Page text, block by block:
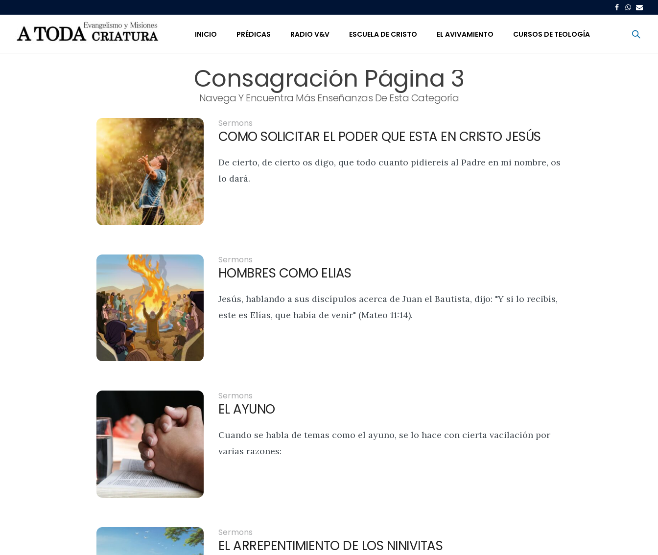
INICIO PRÉDICAS RADIO V&V ESCUELA DE CRISTO EL AVIVAMIENTO CURSOS DE TEOLOGÍA
Consagración Página 3
Navega Y Encuentra Más Enseñanzas De Esta Categoría
Sermons
COMO SOLICITAR EL PODER QUE ESTA EN CRISTO JESÚS
De cierto, de cierto os digo, que todo cuanto pidiereis al Padre en mi nombre, os
lo dará.
Sermons
HOMBRES COMO ELIAS
Jesús, hablando a sus discípulos acerca de Juan el Bautista, dijo: "Y si lo recibís,
este es Elías, que había de venir" (Mateo 11:14).
Sermons
EL AYUNO
Cuando se habla de temas como el ayuno, se lo hace con cierta vacilación por
varias razones:
Sermons
EL ARREPENTIMIENTO DE LOS NINIVITAS